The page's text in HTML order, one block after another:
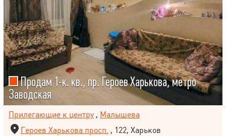
Продам 1-к. кв., пр. Героев Харькова, метро
Заводская
Прилегающие к центру , Малышева
Героев Харькова просп. , 122, Харьков